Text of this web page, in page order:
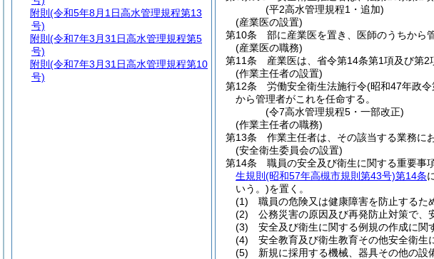
(平2高水管理規程1・追加)
(産業医の設置)
第10条
部に産業医を置き、医師のうちから
(産業医の職務)
第11条
産業医は、省令第14条第1項及び第2
(作業主任者の設置)
第12条
労働安全衛生法施行令(昭和47年政
から管理者がこれを任命する。
(令7高水管理規程5・一部改正)
(作業主任者の職務)
第13条
作業主任者は、その該当する業務に
(安全衛生委員会の設置)
第14条
職員の安全及び衛生に関する重要事
生規則 (昭和57年高槻市規則第43号)第14条
いう。)を置く。
(1)
職員の危険又は健康障害を防止するた
(2)
公務災害の原因及び再発防止対策で、
(3)
安全及び衛生に関する例規の作成に関
(4)
安全教育及び衛生教育その他安全衛生
(5)
新規に採用する機械、器具その他の設
附則 (令和5年8月1日高水管理規程第13
号)
附則 (令和7年3月31日高水管理規程第5
号)
附則 (令和7年3月31日高水管理規程第10
号)